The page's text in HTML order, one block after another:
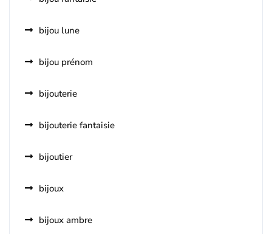
bijou lune
bijou prénom
bijouterie
bijouterie fantaisie
bijoutier
bijoux
bijoux ambre